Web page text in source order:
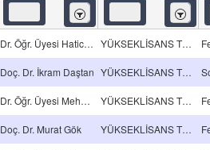
İçeren İçeren
Dr. Öğr. Üyesi Hatice Aylin Karahan Toprakçı YÜKSEKLİSANS TEZ PROJESİ
Doç. Dr. İkram Daştan YÜKSEKLİSANS TEZ PROJESİ
Dr. Öğr. Üyesi Mehmet Selçuk Mert YÜKSEKLİSANS TEZ PROJESİ
Doç. Dr. Murat Gök YÜKSEKLİSANS TEZ PROJESİ